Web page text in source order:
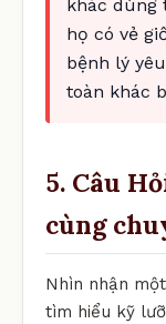
khác dùng
họ có vẻ
bệnh lý
toàn khác
5. Câu
cùng
Nhìn nhận
tìm hiểu kỹ